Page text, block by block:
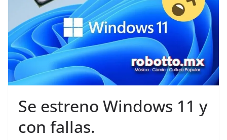
Se estreno Windows 11 y
con fallas.